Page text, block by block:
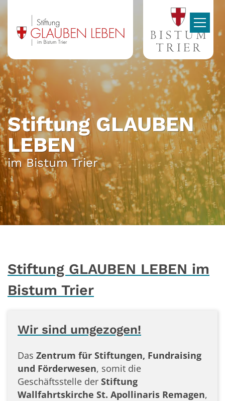
Zum Inhalt springen
Stiftung GLAUBEN
LEBEN
im Bistum Trier
Stiftung GLAUBEN LEBEN im
Bistum Trier
Wir sind umgezogen!
Das Zentrum für Stiftungen, Fundraising
und Förderwesen, somit die
Geschäftsstelle der Stiftung
Wallfahrtskirche St. Apollinaris Remagen,